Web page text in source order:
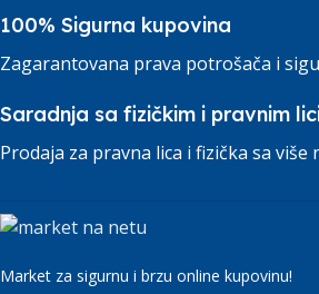
100% Sigurna kupovina
Zagarantovana prava potrošača i
Saradnja sa fizičkim i pravnim
Prodaja za pravna lica i fizička sa više
Market za sigurnu i brzu online kupovinu!